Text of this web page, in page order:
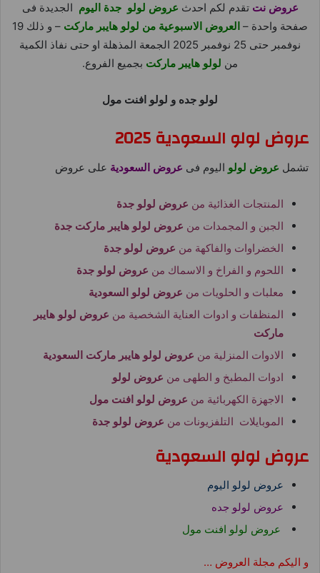
عروض نت تقدم لكم احدث عروض لولو جدة اليوم الجديدة فى
صفحة واحدة – العروض الاسبوعية من لولو هايبر ماركت
– و ذلك 19
نوفمبر حتى 25 نوفمبر 2025 الجمعة المذهلة او حتى نفاذ الكمية
من لولو هايبر ماركت بجميع الفروع.
لولو جده و لولو افنت مول
عروض لولو السعودية 2025
تشمل عروض لولو اليوم فى عروض السعودية على عروض
المنتجات الغذائية من عروض لولو جدة
الجبن و المجمدات من عروض لولو هايبر ماركت جدة
الخضراوات والفاكهة من عروض لولو جدة
اللحوم و الفراخ و الاسماك من عروض لولو جدة
معلبات و الحلويات من عروض لولو السعودية
المنظفات و ادوات العناية الشخصية من عروض لولو هايبر
ماركت
الادوات المنزلية من عروض لولو هايبر ماركت السعودية
ادوات المطبخ و الطهى من عروض لولو
الاجهزة الكهربائية من عروض لولو افنت مول
الموبايلات التلفزيونات من عروض لولو جدة
عروض لولو السعودية
عروض لولو اليوم
عروض لولو جده
عروض لولو افنت مول
و اليكم مجلة العروض …